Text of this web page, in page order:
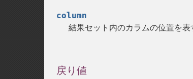
column
結果セット内のカラムの位置を
戻り値